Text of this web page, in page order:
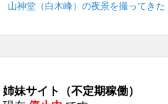
山神堂（白木峰）の夜景を撮ってきた